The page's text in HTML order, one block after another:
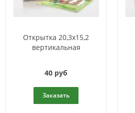
Открытка 20,3x15,2
вертикальная
40 руб
Заказать